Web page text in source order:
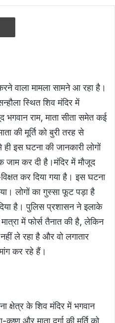
Email Print
वाला मामला सामने आ रहा है।
स्थित शिव मंदिर में
भगवान राम, माता सीता समेत कई
की मूर्ति को बुरी तरह से
इस घटना की जानकारी लोगों
जाम कर दी है।मंदिर में मौजूद
कर दिया गया है। इस घटना
लोगों का गुस्सा फूट पड़ा है
है। पुलिस प्रशासन ने इलाके
में फोर्स तैनात की है, लेकिन
ले रहा है और वो लगातार
कर रहे हैं।
क्षेत्र के शिव मंदिर में भगवान